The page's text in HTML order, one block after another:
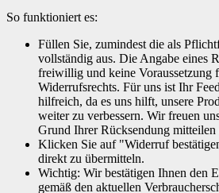
So funktioniert es:
Füllen Sie, zumindest die als
vollständig aus. Die Angabe eines
freiwillig und keine Voraussetzung
Widerrufsrechts. Für uns ist Ihr
hilfreich, da es uns hilft, unsere
weiter zu verbessern. Wir freuen
Grund Ihrer Rücksendung mitteilen
Klicken Sie auf "Widerruf
direkt zu übermitteln.
Wichtig: Wir bestätigen Ihnen den
gemäß den aktuellen